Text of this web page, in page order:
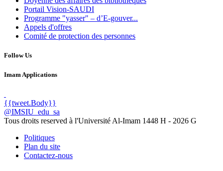
Portail Vision-SAUDI
Programme "yasser" – d’E-gouver...
Appels d'offres
Comité de protection des personnes
Follow Us
Imam Applications
{{tweet.Body}}
@IMSIU_edu_sa
Tous droits reserved à l'Université Al-Imam 1448 H - 2026 G
Politiques
Plan du site
Contactez-nous